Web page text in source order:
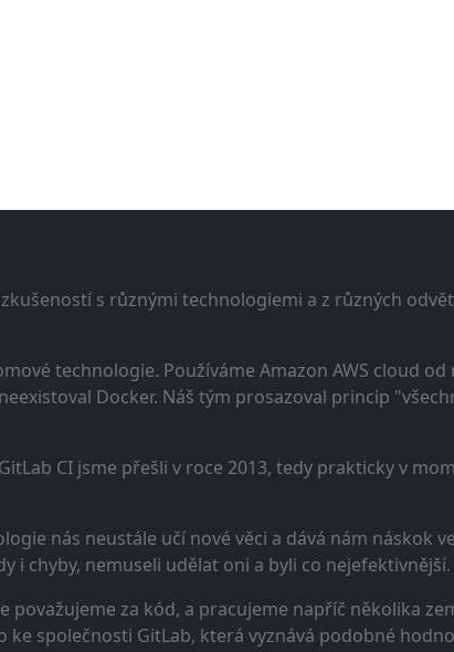
s různými technologiemi a z různých
technologie. Používáme Amazon AWS cloud
Docker. Náš tým prosazoval princip
CI jsme přešli v roce 2013, tedy prakticky v
nás neustále učí nové věci a dává nám náskok
i chyby, nemuseli udělat oni a byli co nejefektivnější.
za kód, a pracujeme napříč několika
společnosti GitLab, která vyznává podobné